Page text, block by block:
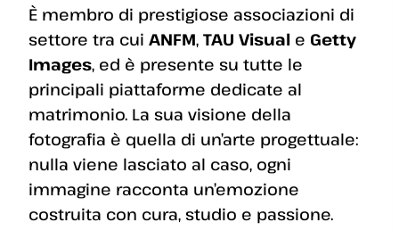
È membro di prestigiose associazioni di
settore tra cui ANFM, TAU Visual e Getty
Images, ed è presente su tutte le
principali piattaforme dedicate al
matrimonio. La sua visione della
fotografia è quella di un’arte progettuale:
nulla viene lasciato al caso, ogni
immagine racconta un’emozione
costruita con cura, studio e passione.